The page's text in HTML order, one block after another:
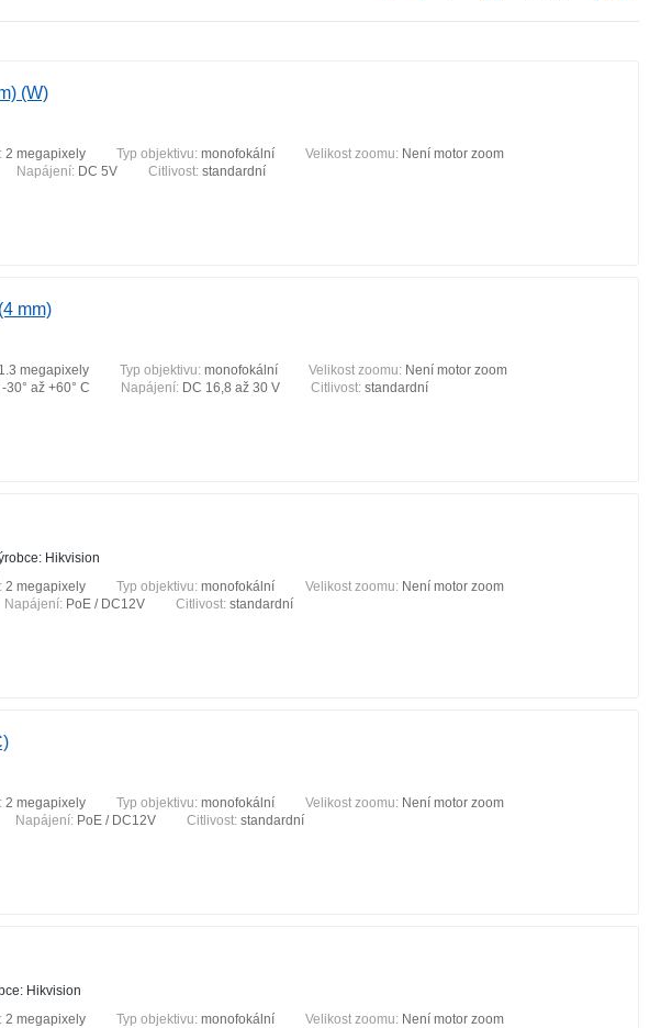
(W)
2 megapixely Typ objektivu: monofokální Velikost zoomu: Není motor zoom
Napájení: DC 5V Citlivost: standardní
mm)
1.3 megapixely Typ objektivu: monofokální Velikost zoomu: Není motor zoom
-30° až +60° C Napájení: DC 16,8 až 30 V Citlivost: standardní
Hikvision
2 megapixely Typ objektivu: monofokální Velikost zoomu: Není motor zoom
Napájení: PoE / DC12V Citlivost: standardní
2 megapixely Typ objektivu: monofokální Velikost zoomu: Není motor zoom
Napájení: PoE / DC12V Citlivost: standardní
Hikvision
2 megapixely Typ objektivu: monofokální Velikost zoomu: Není motor zoom